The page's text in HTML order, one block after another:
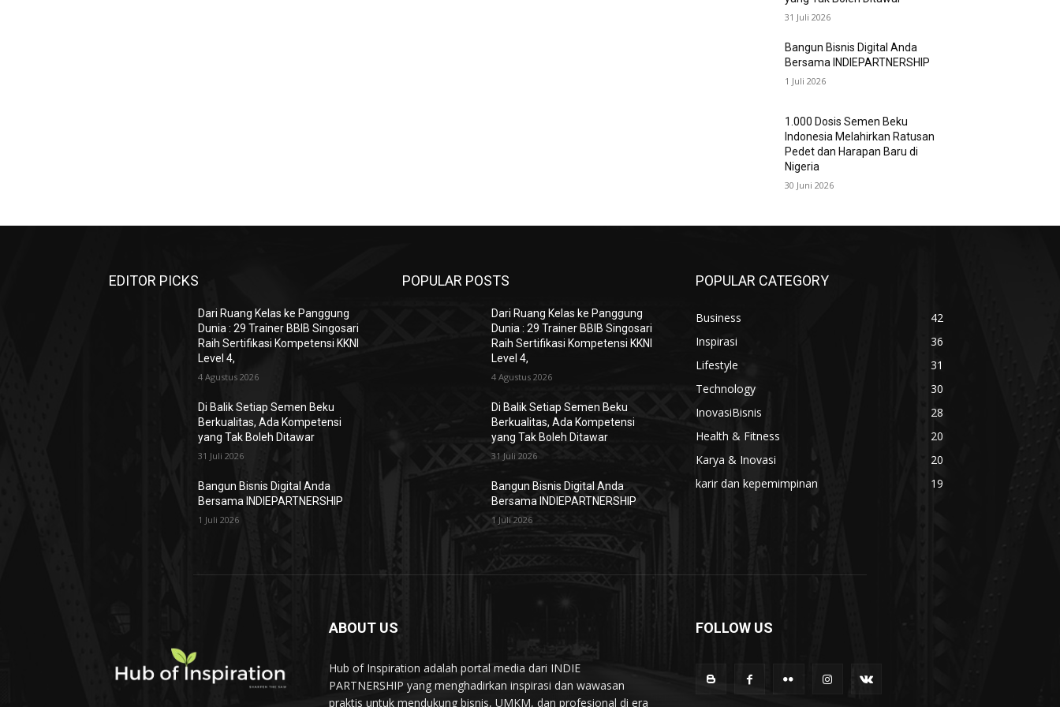
31 Juli 2026
Bangun Bisnis Digital Anda
Bersama INDIEPARTNERSHIP
1 Juli 2026
1.000 Dosis Semen Beku
Indonesia Melahirkan Ratusan
Pedet dan Harapan Baru di
Nigeria
30 Juni 2026
EDITOR PICKS
Dari Ruang Kelas ke Panggung
Dunia : 29 Trainer BBIB Singosari
Raih Sertifikasi Kompetensi KKNI
Level 4,
4 Agustus 2026
Di Balik Setiap Semen Beku
Berkualitas, Ada Kompetensi
yang Tak Boleh Ditawar
31 Juli 2026
Bangun Bisnis Digital Anda
Bersama INDIEPARTNERSHIP
1 Juli 2026
POPULAR POSTS
Dari Ruang Kelas ke Panggung
Dunia : 29 Trainer BBIB Singosari
Raih Sertifikasi Kompetensi KKNI
Level 4,
4 Agustus 2026
Di Balik Setiap Semen Beku
Berkualitas, Ada Kompetensi
yang Tak Boleh Ditawar
31 Juli 2026
Bangun Bisnis Digital Anda
Bersama INDIEPARTNERSHIP
1 Juli 2026
POPULAR CATEGORY
Business
42
Inspirasi
36
Lifestyle
31
Technology
30
InovasiBisnis
28
Health & Fitness
20
Karya & Inovasi
20
karir dan kepemimpinan
19
ABOUT US
Hub of Inspiration adalah portal media dari INDIE
PARTNERSHIP yang menghadirkan inspirasi dan wawasan
praktis untuk mendukung bisnis, UMKM, dan profesional di era
FOLLOW US